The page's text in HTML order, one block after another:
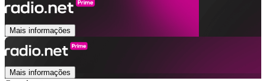
Mais informações
Mais informações